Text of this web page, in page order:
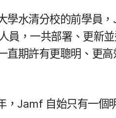
學​水清​分校​的​前​學員，
員，​一​共部署、​更新​
直​期​許有​更​聰明、​更​
， Jamf 自始​只有​一​個​